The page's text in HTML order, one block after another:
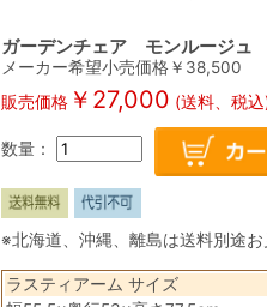
ガーデンチェア モンルージュ
メーカー希望小売価格￥ 38,500
販売価格￥ 27,000 (送料、税
数量：
※北海道、沖縄、離島は送料別途お
ラスティアーム サイズ